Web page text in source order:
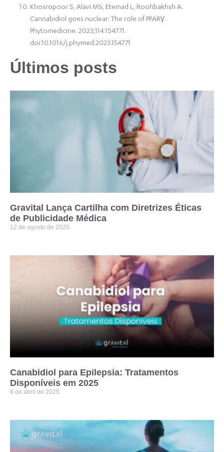
Khosropoor S, Alavi MS, Etemad L, Roohbakhsh A.
Cannabidiol goes nuclear: The role of PPARγ.
Phytomedicine. 2023;114:154771.
doi:10.1016/j.phymed.2023.154771
Últimos posts
Gravital Lança Cartilha com Diretrizes Éticas
de Publicidade Médica
12 de agosto de 2025
Canabidiol para Epilepsia: Tratamentos
Disponíveis em 2025
8 de abril de 2025